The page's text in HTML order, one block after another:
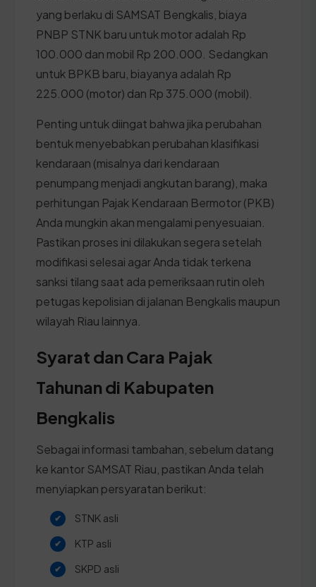
yang berlaku di SAMSAT Bengkalis, biaya
PNBP STNK baru untuk motor adalah Rp
100.000 dan mobil Rp 200.000. Sedangkan
untuk BPKB baru, biayanya adalah Rp
225.000 (motor) dan Rp 375.000 (mobil).
Penting untuk diingat bahwa jika perubahan
bentuk menyebabkan perubahan klasifikasi
kendaraan (misalnya dari kendaraan
penumpang menjadi angkutan barang), maka
perhitungan Pajak Kendaraan Bermotor (PKB)
Anda mungkin akan mengalami penyesuaian.
Pastikan proses ini dilakukan segera setelah
modifikasi selesai agar Anda tidak terkena
sanksi tilang saat ada pemeriksaan rutin oleh
petugas kepolisian di jalanan Bengkalis maupun
wilayah Riau lainnya.
Syarat dan Cara Pajak
Tahunan di Kabupaten
Bengkalis
Sebagai informasi tambahan, sebelum datang
ke kantor SAMSAT Riau, pastikan Anda telah
menyiapkan persyaratan berikut:
STNK asli
KTP asli
SKPD asli